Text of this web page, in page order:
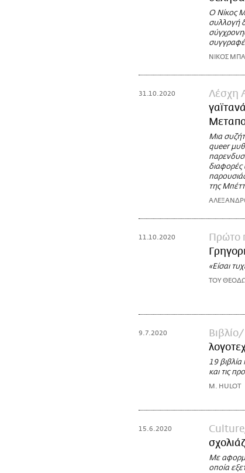
Ο Νίκος
συλλογή
ΝΙΚΟΣ
31.10.2020 Λέσχη
Μια
queer
διαφορές
της
11.10.2020 Πρώτο
«Είσαι
TOY
9.7.2020 Βιβλίο
19
και τις
M. HULOT
15.6.2020 Culture
Με
οποία